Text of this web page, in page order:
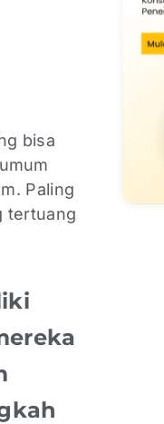
bisa
Paling
tertuang